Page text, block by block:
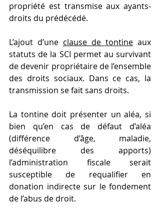
propriété est transmise aux ayants-
droits du prédécédé.
L’ajout d’une clause de tontine aux
statuts de la SCI permet au survivant
de devenir propriétaire de l’ensemble
des droits sociaux. Dans ce cas, la
transmission se fait sans droits.
La tontine doit présenter un aléa, si
bien qu’en cas de défaut d’aléa
(différence d’âge, maladie,
déséquilibre des apports)
l’administration fiscale serait
susceptible de requalifier en
donation indirecte sur le fondement
de l’abus de droit.